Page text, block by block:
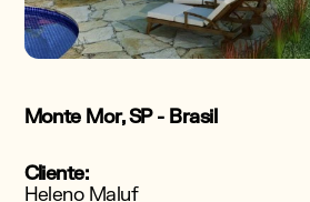
Monte Mor, SP - Brasil
Cliente:
Heleno Maluf